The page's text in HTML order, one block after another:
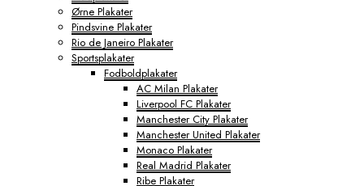
Ørne Plakater
Pindsvine Plakater
Rio de Janeiro Plakater
Sportsplakater
Fodboldplakater
AC Milan Plakater
Liverpool FC Plakater
Manchester City Plakater
Manchester United Plakater
Monaco Plakater
Real Madrid Plakater
Ribe Plakater